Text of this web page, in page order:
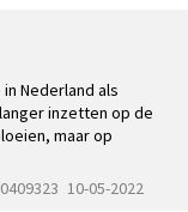
Nederland als
inzetten op de
maar op
10-05-2022